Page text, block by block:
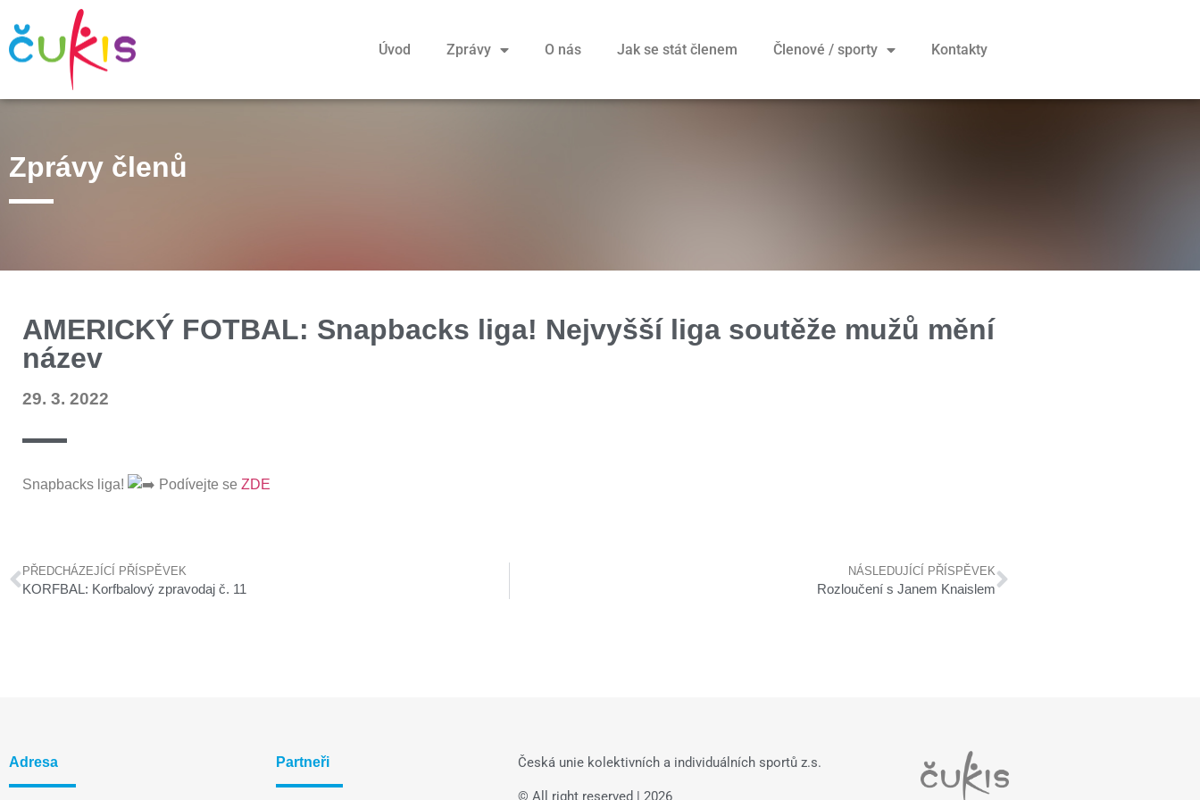
Úvod Zprávy O nás Jak se stát členem Členové / sporty Kontakty
Zprávy členů
AMERICKÝ FOTBAL: Snapbacks liga! Nejvyšší liga soutěže mužů mění
název
29. 3. 2022
Snapbacks liga! Podívejte se ZDE
PŘEDCHÁZEJÍCÍ PŘÍSPĚVEK
KORFBAL: Korfbalový zpravodaj č. 11
NÁSLEDUJÍCÍ PŘÍSPĚVEK
Rozloučení s Janem Knaislem
Adresa Partneři Česká unie kolektivních a individuálních sportů z.s.
© All right reserved | 2026